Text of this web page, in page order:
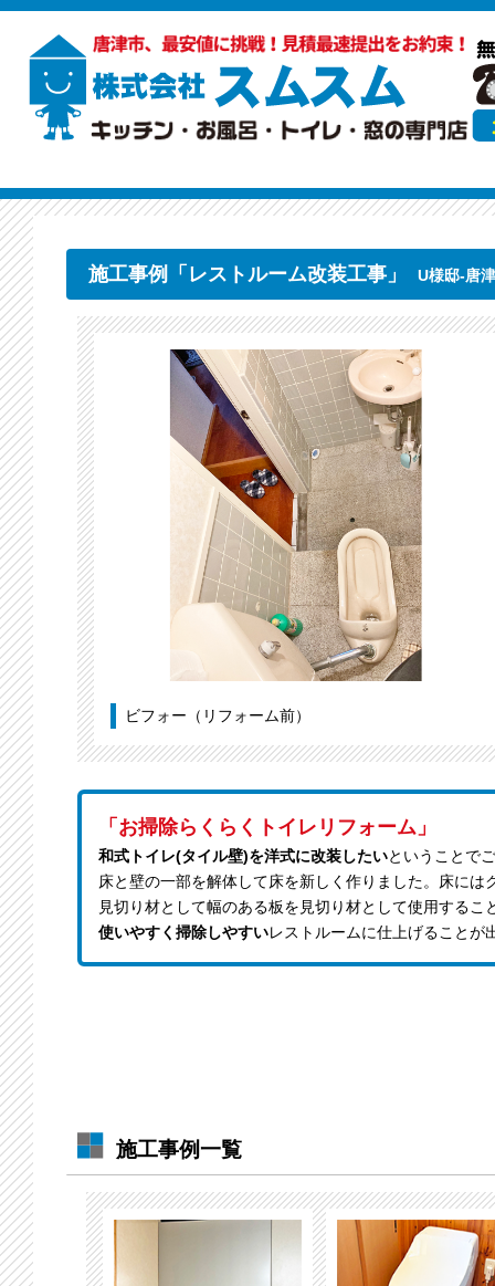
施工事例「レストルーム改装工事」 U様邸-唐
ビフォー（リフォーム前）
「お掃除らくらくトイレリフォーム」
和式トイレ(タイル壁)を洋式に改装したいということで
床と壁の一部を解体して床を新しく作りました。床に
見切り材として幅のある板を見切り材として使用するこ
使いやすく掃除しやすいレストルームに仕上げることが
施工事例一覧